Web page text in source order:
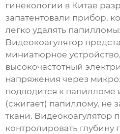
гинекологии в Китае
запатентовали прибор,
легко удалять
Видеокоагулятор
миниатюрное
высокочастотный
напряжения через
подводится к папилломе
(сжигает) папиллому, не
ткани. Видеокоагулятор
контролировать глубину